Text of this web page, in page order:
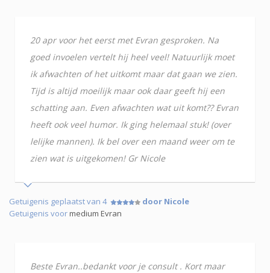
20 apr voor het eerst met Evran gesproken. Na
goed invoelen vertelt hij heel veel! Natuurlijk moet
ik afwachten of het uitkomt maar dat gaan we zien.
Tijd is altijd moeilijk maar ook daar geeft hij een
schatting aan. Even afwachten wat uit komt?? Evran
heeft ook veel humor. Ik ging helemaal stuk! (over
lelijke mannen). Ik bel over een maand weer om te
zien wat is uitgekomen! Gr Nicole
Getuigenis geplaatst van 4
door Nicole
Getuigenis voormedium Evran
Beste Evran..bedankt voor je consult . Kort maar